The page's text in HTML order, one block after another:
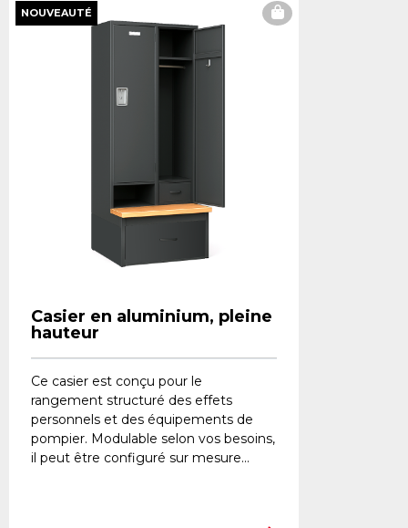
NOUVEAUTÉ
Casier en aluminium, pleine
hauteur
Ce casier est conçu pour le
rangement structuré des effets
personnels et des équipements de
pompier. Modulable selon vos besoins,
il peut être configuré sur mesure...